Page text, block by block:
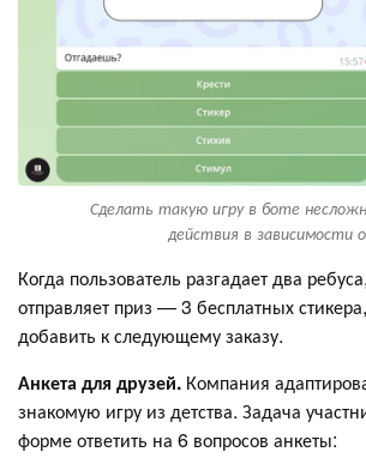
Сделать такую игру в боте
действия в зависимости
Когда пользователь разгадает два
отправляет приз — 3 бесплатных
добавить к следующему заказу.
Анкета для друзей. Компания
знакомую игру из детства. Задача
форме ответить на 6 вопросов анкеты: